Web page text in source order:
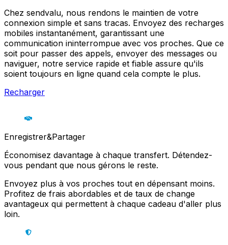
Chez sendvalu, nous rendons le maintien de votre
connexion simple et sans tracas. Envoyez des recharges
mobiles instantanément, garantissant une
communication ininterrompue avec vos proches. Que ce
soit pour passer des appels, envoyer des messages ou
naviguer, notre service rapide et fiable assure qu'ils
soient toujours en ligne quand cela compte le plus.
Recharger
Enregistrer&Partager
Économisez davantage à chaque transfert. Détendez-
vous pendant que nous gérons le reste.
Envoyez plus à vos proches tout en dépensant moins.
Profitez de frais abordables et de taux de change
avantageux qui permettent à chaque cadeau d'aller plus
loin.